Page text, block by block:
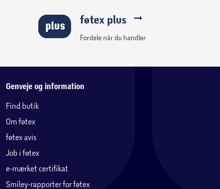
føtex plus
Fordele når du handler
Genveje og information
Find butik
Om føtex
føtex avis
Job i føtex
e-mærket certifikat
Smiley-rapporter for føtex